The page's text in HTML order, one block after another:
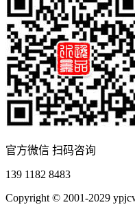
官方微信 扫码咨询
139 1182 8483
Copyright © 2001-2029